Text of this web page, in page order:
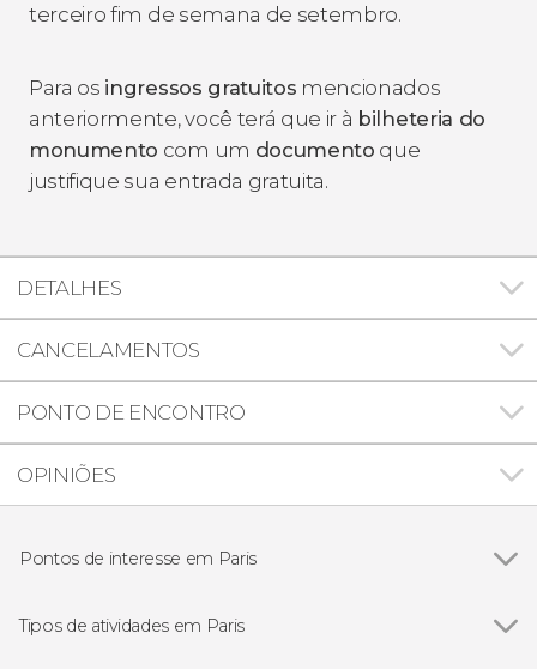
terceiro fim de semana de setembro.
Para os ingressos gratuitos mencionados
anteriormente, você terá que ir à bilheteria do
monumento com um documento que
justifique sua entrada gratuita.
DETALHES
CANCELAMENTOS
PONTO DE ENCONTRO
OPINIÕES
Pontos de interesse em Paris
Museu do Louvre
Tipos de atividades em Paris